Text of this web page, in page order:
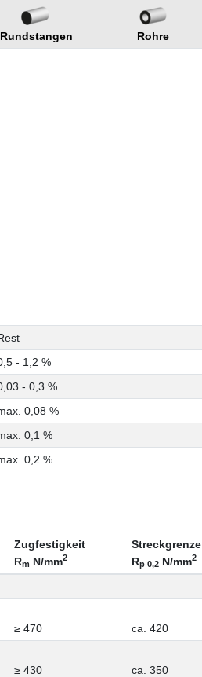
Rundstangen Rohre
- 1,2 %
- 0,3 %
0,08 %
0,1 %
0,2 %
Zugfestigkeit
Rm N/mm2
Streckgrenze
Rp 0,2N/mm2
≥ 470 ca. 420
≥ 430 ca. 350